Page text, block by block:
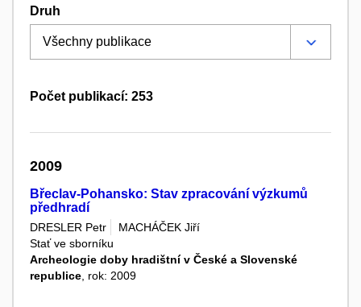
Druh
Počet publikací: 253
2009
Břeclav-Pohansko: Stav zpracování výzkumů
předhradí
DRESLER Petr
MACHÁČEK Jiří
Stať ve sborníku
Archeologie doby hradištní v České a Slovenské
republice , rok: 2009